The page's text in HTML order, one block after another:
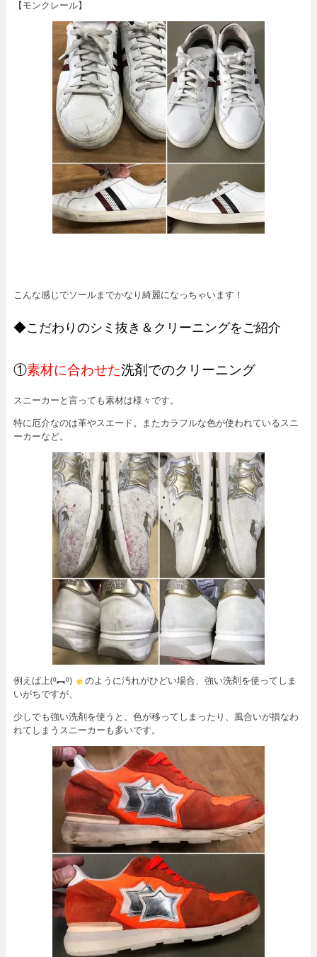
【モンクレール】
こんな感じでソールまでかなり綺麗になっちゃいます！
◆こだわりのシミ抜き＆クリーニングをご紹介
①素材に合わせた洗剤でのクリーニング
スニーカーと言っても素材は様々です。
特に厄介なのは革やスエード。またカラフルな色が使われているスニ
ーカーなど。
例えば上(⁰︻⁰)
のように汚れがひどい場合、強い洗剤を使ってしま
いがちですが、
少しでも強い洗剤を使うと、色が移ってしまったり、風合いが損なわ
れてしまうスニーカーも多いです。